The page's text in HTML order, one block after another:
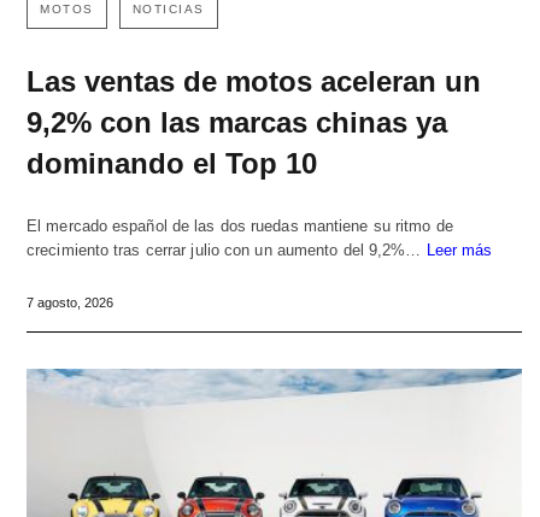
MOTOS NOTICIAS
Las ventas de motos aceleran un
9,2% con las marcas chinas ya
dominando el Top 10
El mercado español de las dos ruedas mantiene su ritmo de
crecimiento tras cerrar julio con un aumento del 9,2%… Leer más
7 agosto, 2026